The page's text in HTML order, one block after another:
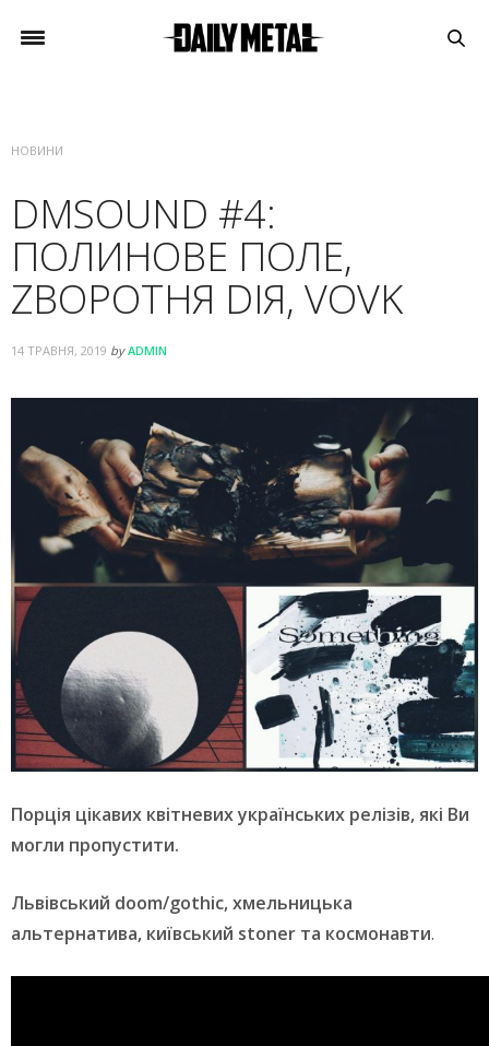
НОВИНИ
DMSOUND #4:
ПОЛИНОВЕ ПОЛЕ,
ZВОРОТНЯ DІЯ, VOVK
14 ТРАВНЯ, 2019 by ADMIN
Порція цікавих квітневих українських релізів, які Ви
могли пропустити.
Львівський doom/gothic, хмельницька
альтернатива, київський stoner та космонавти.